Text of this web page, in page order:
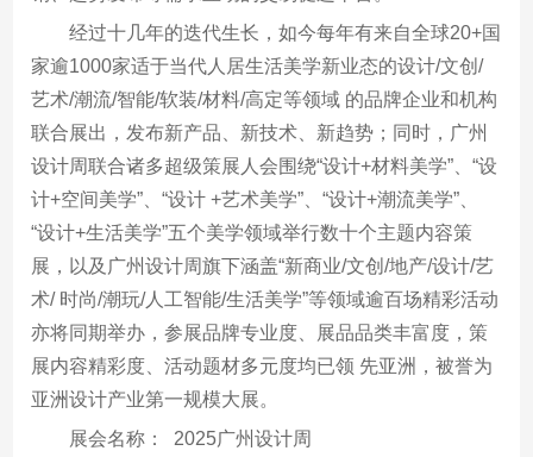
经过十几年的迭代生长，如今每年有来自全球20+国
家逾1000家适于当代人居生活美学新业态的设计/文创/
艺术/潮流/智能/软装/材料/高定等领域 的品牌企业和机构
联合展出，发布新产品、新技术、新趋势；同时，广州
设计周联合诸多超级策展人会围绕“设计+材料美学”、“设
计+空间美学”、“设计 +艺术美学”、“设计+潮流美学”、
“设计+生活美学”五个美学领域举行数十个主题内容策
展，以及广州设计周旗下涵盖“新商业/文创/地产/设计/艺
术/ 时尚/潮玩/人工智能/生活美学”等领域逾百场精彩活动
亦将同期举办，参展品牌专业度、展品品类丰富度，策
展内容精彩度、活动题材多元度均已领 先亚洲，被誉为
亚洲设计产业第一规模大展。
展会名称： 2025广州设计周